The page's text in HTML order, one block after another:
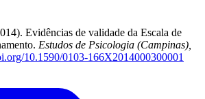
Evidências de validade da Escala de
Estudos de Psicologia (Campinas),
10.1590/0103-166X2014000300001